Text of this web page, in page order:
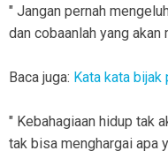
" Jangan pernah
dan cobaanlah yang akan
Baca juga: Kata kata
" Kebahagiaan hidup tak
tak bisa menghargai apa